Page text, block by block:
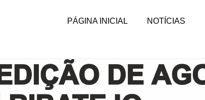
PÁGINA INICIAL NOTÍCIAS